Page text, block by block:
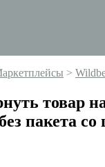
>
товар
пакета